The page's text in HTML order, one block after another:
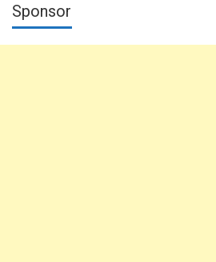
Sponsor